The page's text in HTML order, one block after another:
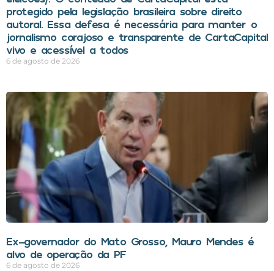
protegido pela legislação brasileira sobre direito
autoral. Essa defesa é necessária para manter o
jornalismo corajoso e transparente de CartaCapital
vivo e acessível a todos
6 de agosto de 2026
Ex-governador do Mato Grosso, Mauro Mendes é
alvo de operação da PF
6 de agosto de 2026